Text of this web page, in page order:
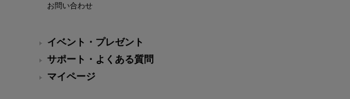
お問い合わせ
イベント・プレゼント
サポート・よくある質問
マイページ